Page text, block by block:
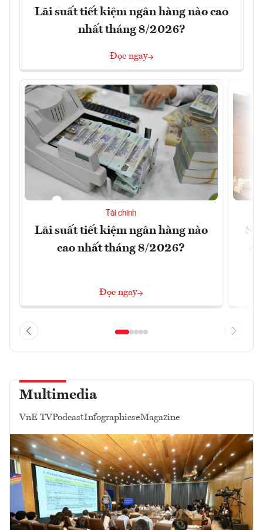
Lãi suất tiết kiệm ngân hàng nào cao
nhất tháng 8/2026?
Đọc ngay
Tài chính
Lãi suất tiết kiệm ngân hàng nào
cao nhất tháng 8/2026?
Đọc ngay
Multimedia
VnE TVPodcastInfographicseMagazine